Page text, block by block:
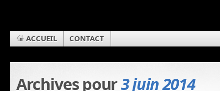
ACCUEIL CONTACT
Archives pour3 juin 2014